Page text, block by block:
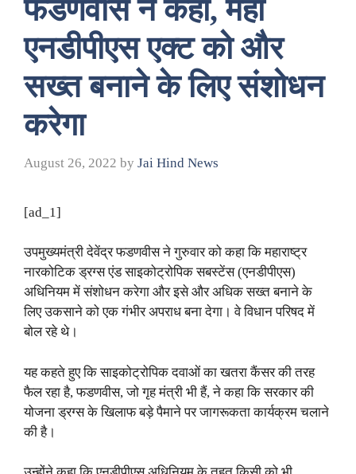
फडणवीस ने कहा, महा
एनडीपीएस एक्ट को और
सख्त बनाने के लिए संशोधन
करेगा
August 26, 2022 by Jai Hind News
[ad_1]
उपमुख्यमंत्री देवेंद्र फडणवीस ने गुरुवार को कहा कि महाराष्ट्र
नारकोटिक ड्रग्स एंड साइकोट्रोपिक सबस्टेंस (एनडीपीएस)
अधिनियम में संशोधन करेगा और इसे और अधिक सख्त बनाने के
लिए उकसाने को एक गंभीर अपराध बना देगा। वे विधान परिषद में
बोल रहे थे।
यह कहते हुए कि साइकोट्रोपिक दवाओं का खतरा कैंसर की तरह
फैल रहा है, फडणवीस, जो गृह मंत्री भी हैं, ने कहा कि सरकार की
योजना ड्रग्स के खिलाफ बड़े पैमाने पर जागरूकता कार्यक्रम चलाने
की है।